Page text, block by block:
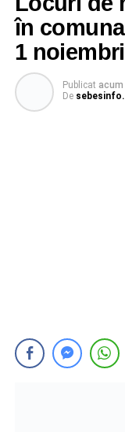
în
1
Publicat acum
De